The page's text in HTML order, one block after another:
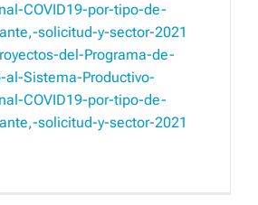
COVID19-por-tipo-de-
solicitud-y-sector-2021
del-Programa-de-
al-Sistema-Productivo-
COVID19-por-tipo-de-
solicitud-y-sector-2021